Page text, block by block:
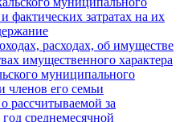
фактических затратах на их
расходах, об имуществе
имущественного характера
муниципального
членов его семьи
рассчитываемой за
среднемесячной